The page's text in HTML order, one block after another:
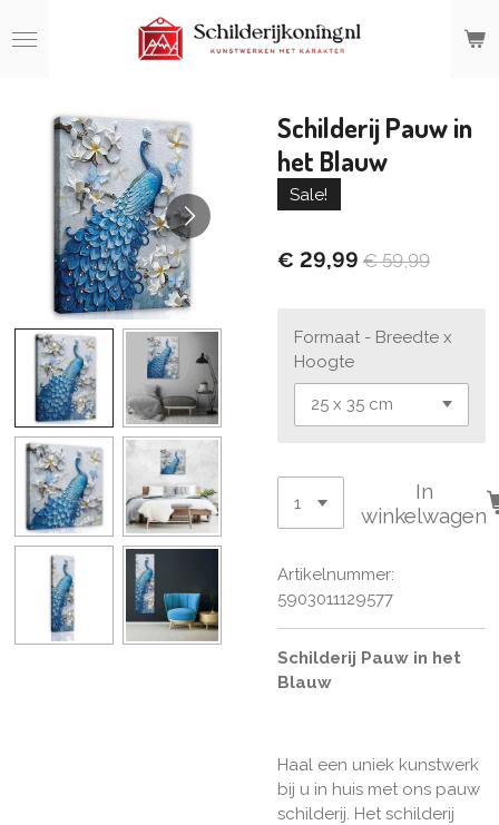
direct
hoofdinhoud
Schilderij Pauw in
het Blauw
Sale!
€ 29,99 € 59,99
Formaat - Breedte x
Hoogte
In
winkelwagen
Artikelnummer:
5903011129577
Schilderij Pauw in het
Blauw
Haal een uniek kunstwerk
bij u in huis met ons pauw
schilderij. Het schilderij